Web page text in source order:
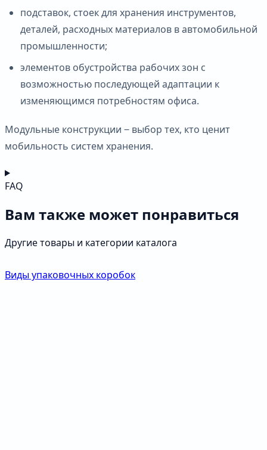
подставок, стоек для хранения инструментов,
деталей, расходных материалов в автомобильной
промышленности;
элементов обустройства рабочих зон с
возможностью последующей адаптации к
изменяющимся потребностям офиса.
Модульные конструкции ‒ выбор тех, кто ценит
мобильность систем хранения.
FAQ
Вам также может понравиться
Другие товары и категории каталога
Виды упаковочных коробок